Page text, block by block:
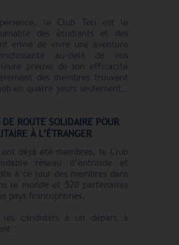
le Club Teli est le
des étudiants et des
envie de vivre une aventure
au-delà de nos
preuve de son efficacité
des membres trouvent
en quatre jours seulement…
DE ROUTE SOLIDAIRE POUR
À L’ÉTRANGER
ont déjà été membres, le Club
réseau d’entraide et
à ce jour des membres dans
le monde et 520 partenaires
pays francophones,
candidats à un départ à
: